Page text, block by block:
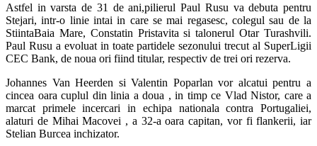
Astfel in varsta de 31 de ani,pilierul Paul Rusu va debuta pentru
Stejari, intr-o linie intai in care se mai regasesc, colegul sau de la
StiintaBaia Mare, Constatin Pristavita si talonerul Otar Turashvili.
Paul Rusu a evoluat in toate partidele sezonului trecut al SuperLigii
CEC Bank, de noua ori fiind titular, respectiv de trei ori rezerva.
Johannes Van Heerden si Valentin Poparlan vor alcatui pentru a
cincea oara cuplul din linia a doua , in timp ce Vlad Nistor, care a
marcat primele incercari in echipa nationala contra Portugaliei,
alaturi de Mihai Macovei , a 32-a oara capitan, vor fi flankerii, iar
Stelian Burcea inchizator.